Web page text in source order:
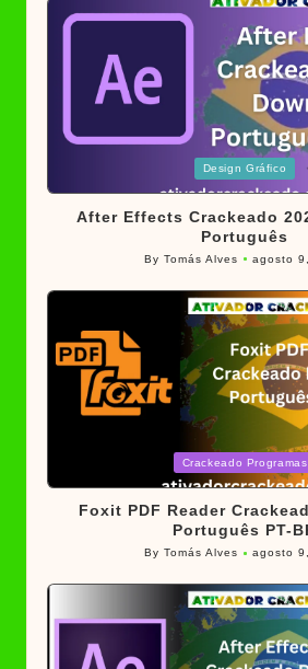
in
Design Gráfico
After Effects Crackeado
Português
Posted
ByTomás Alves agosto
in
Crackeado Programas
Foxit PDF Reader
Português PT-
Posted
ByTomás Alves agosto